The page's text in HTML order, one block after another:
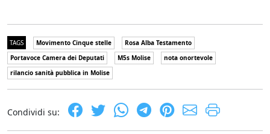
TAGS Movimento Cinque stelle
Rosa Alba Testamento
Portavoce Camera dei Deputati
M5s Molise
nota onortevole
rilancio sanità pubblica in Molise
Condividi su: